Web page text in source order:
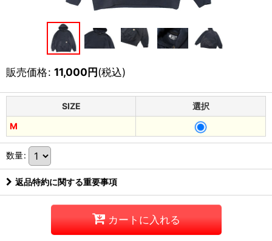
販売価格: 11,000円(税込)
SIZE
選択
M
数量:
返品特約に関する重要事項
カートに入れる